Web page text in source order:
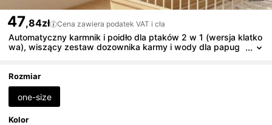
47,84zł Cena zawiera podatek VAT i cła
Automatyczny karmnik i poidło dla ptaków 2 w 1 (wersja klatko
wa), wiszący zestaw dozownika karmy i wody dla papug
Rozmiar
one-size
Kolor